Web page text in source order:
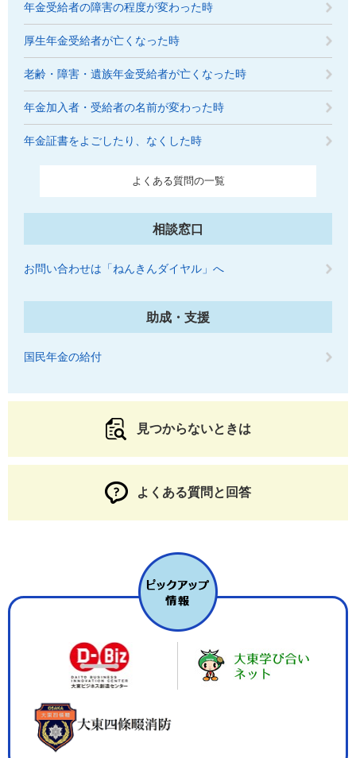
年金受給者の障害の程度が変わった時
厚生年金受給者が亡くなった時
老齢・障害・遺族年金受給者が亡くなった時
年金加入者・受給者の名前が変わった時
年金証書をよごしたり、なくした時
よくある質問の一覧
相談窓口
お問い合わせは「ねんきんダイヤル」へ
助成・支援
国民年金の給付
見つからないときは
よくある質問と回答